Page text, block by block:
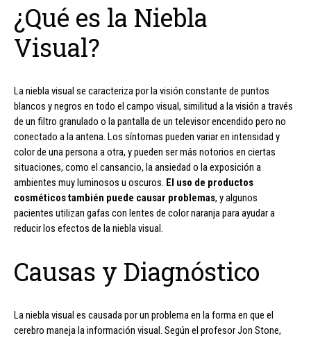
¿Qué es la Niebla
Visual?
La niebla visual se caracteriza por la visión constante de puntos
blancos y negros en todo el campo visual, similitud a la visión a través
de un filtro granulado o la pantalla de un televisor encendido pero no
conectado a la antena. Los síntomas pueden variar en intensidad y
color de una persona a otra, y pueden ser más notorios en ciertas
situaciones, como el cansancio, la ansiedad o la exposición a
ambientes muy luminosos u oscuros. El uso de productos
cosméticos también puede causar problemas, y algunos
pacientes utilizan gafas con lentes de color naranja para ayudar a
reducir los efectos de la niebla visual.
Causas y Diagnóstico
La niebla visual es causada por un problema en la forma en que el
cerebro maneja la información visual. Según el profesor Jon Stone,